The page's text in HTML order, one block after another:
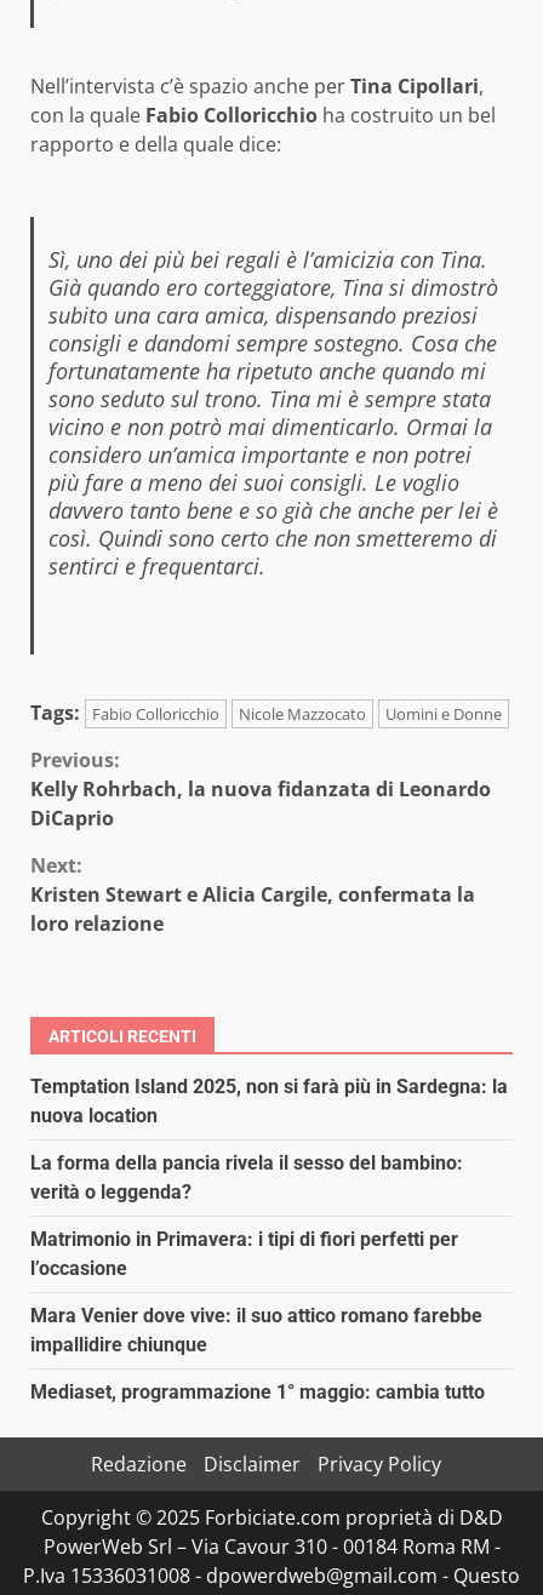
Nell’intervista c’è spazio anche perTina Cipollari,
con la quale Fabio Colloricchio ha costruito un bel
rapporto e della quale dice:
Sì, uno dei più bei regali è l’amicizia con Tina.
Già quando ero corteggiatore, Tina si dimostrò
subito una cara amica, dispensando preziosi
consigli e dandomi sempre sostegno. Cosa che
fortunatamente ha ripetuto anche quando mi
sono seduto sul trono. Tina mi è sempre stata
vicino e non potrò mai dimenticarlo. Ormai la
considero un’amica importante e non potrei
più fare a meno dei suoi consigli. Le voglio
davvero tanto bene e so già che anche per lei è
così. Quindi sono certo che non smetteremo di
sentirci e frequentarci.
Tags: Fabio Colloricchio Nicole Mazzocato Uomini e Donne
Continue
Reading
Previous:
Kelly Rohrbach, la nuova fidanzata di Leonardo
DiCaprio
Next:
Kristen Stewart e Alicia Cargile, confermata la
loro relazione
ARTICOLI RECENTI
Temptation Island 2025, non si farà più in Sardegna: la
nuova location
La forma della pancia rivela il sesso del bambino:
verità o leggenda?
Matrimonio in Primavera: i tipi di fiori perfetti per
l’occasione
Mara Venier dove vive: il suo attico romano farebbe
impallidire chiunque
Mediaset, programmazione 1° maggio: cambia tutto
Redazione Disclaimer
Privacy Policy
Copyright © 2025 Forbiciate.com proprietà di D&D
PowerWeb Srl – Via Cavour 310 - 00184 Roma RM -
P.Iva 15336031008 - dpowerdweb@gmail.com - Questo